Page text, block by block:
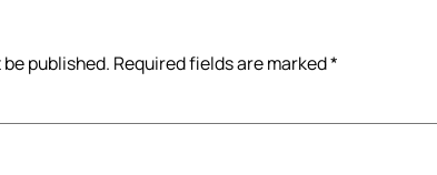
published. Required fields are marked*